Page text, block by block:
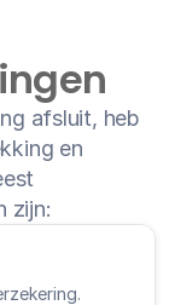
afsluit, heb
en
zijn: